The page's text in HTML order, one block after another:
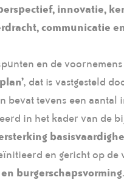
innovatie,
communicatie
en de
, dat is vastgesteld
bevat tevens een aantal
in het kader van de
en gericht op de
burgerschapsvorming.